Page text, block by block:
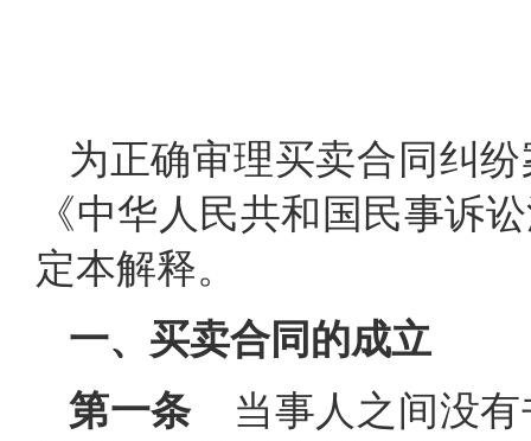
为正确审理买卖合同纠
《中华人民共和国民事诉
定本解释。
一、买卖合同的成立
第一条 当事人之间没有